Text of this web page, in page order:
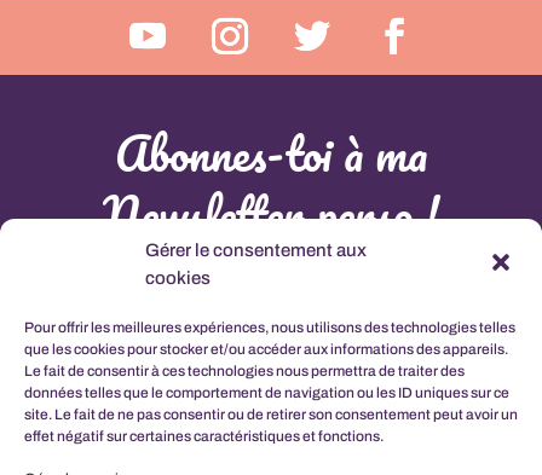
Gérer le consentement aux
cookies
Pour offrir les meilleures expériences, nous utilisons des technologies telles
que les cookies pour stocker et/ou accéder aux informations des appareils.
Le fait de consentir à ces technologies nous permettra de traiter des
données telles que le comportement de navigation ou les ID uniques sur ce
site. Le fait de ne pas consentir ou de retirer son consentement peut avoir un
effet négatif sur certaines caractéristiques et fonctions.
Abonnes-toi à ma
Newsletter perso !